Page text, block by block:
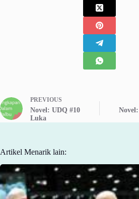
PREVIOUS
Novel: UDQ #10
Luka
Artikel Menarik lain: